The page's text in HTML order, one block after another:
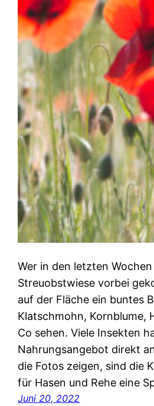
Wer in den letzten
Streuobstwiese vorbei
auf der Fläche ein buntes
Klatschmohn, Kornblume,
Co sehen. Viele Insekten
Nahrungsangebot direkt
die Fotos zeigen, sind die
für Hasen und Rehe eine
Juni 20, 2022